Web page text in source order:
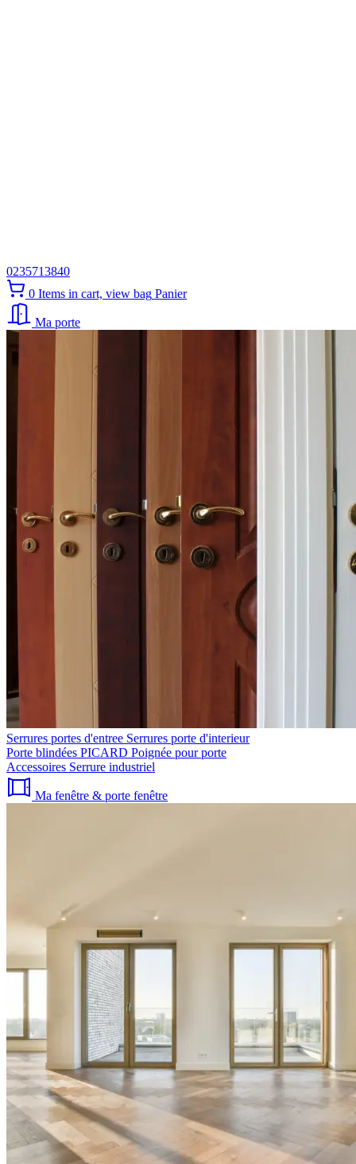
0235713840
0 Items in cart, view bag Panier
Ma porte
Serrures portes d'entree Serrures porte d'interieur
Porte blindées PICARD Poignée pour porte
Accessoires Serrure industriel
Ma fenêtre & porte fenêtre